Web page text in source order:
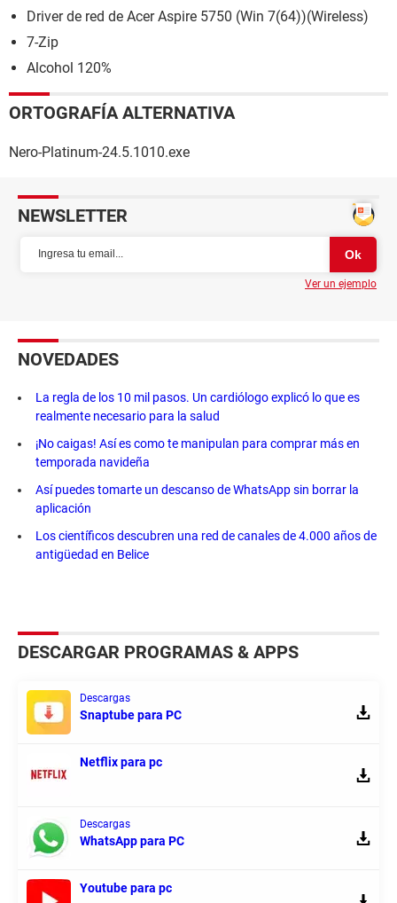
Driver de red de Acer Aspire 5750 (Win 7(64))(Wireless)
7-Zip
Alcohol 120%
ORTOGRAFÍA ALTERNATIVA
Nero-Platinum-24.5.1010.exe
NEWSLETTER
Ver un ejemplo
NOVEDADES
La regla de los 10 mil pasos. Un cardiólogo explicó lo que es
realmente necesario para la salud
¡No caigas! Así es como te manipulan para comprar más en
temporada navideña
Así puedes tomarte un descanso de WhatsApp sin borrar la
aplicación
Los científicos descubren una red de canales de 4.000 años de
antigüedad en Belice
DESCARGAR PROGRAMAS & APPS
Descargas
Snaptube para PC
Netflix para pc
Descargas
WhatsApp para PC
Youtube para pc